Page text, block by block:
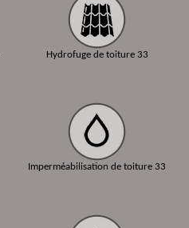
Hydrofuge de toiture 33
Imperméabilisation de toiture 33